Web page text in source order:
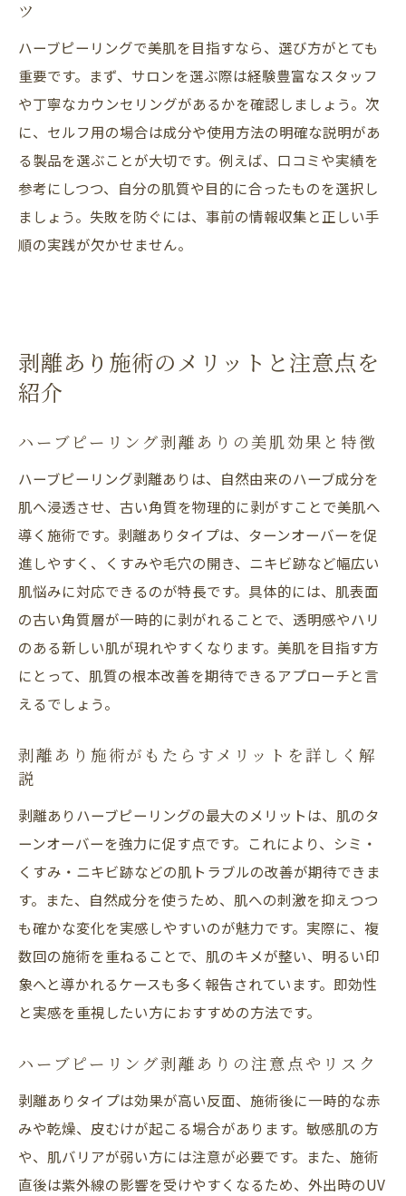
ツ
ハーブピーリングで美肌を目指すなら、選び方がとても
重要です。まず、サロンを選ぶ際は経験豊富なスタッフ
や丁寧なカウンセリングがあるかを確認しましょう。次
に、セルフ用の場合は成分や使用方法の明確な説明があ
る製品を選ぶことが大切です。例えば、口コミや実績を
参考にしつつ、自分の肌質や目的に合ったものを選択し
ましょう。失敗を防ぐには、事前の情報収集と正しい手
順の実践が欠かせません。
剥離あり施術のメリットと注意点を
紹介
ハーブピーリング剥離ありの美肌効果と特徴
ハーブピーリング剥離ありは、自然由来のハーブ成分を
肌へ浸透させ、古い角質を物理的に剥がすことで美肌へ
導く施術です。剥離ありタイプは、ターンオーバーを促
進しやすく、くすみや毛穴の開き、ニキビ跡など幅広い
肌悩みに対応できるのが特長です。具体的には、肌表面
の古い角質層が一時的に剥がれることで、透明感やハリ
のある新しい肌が現れやすくなります。美肌を目指す方
にとって、肌質の根本改善を期待できるアプローチと言
えるでしょう。
剥離あり施術がもたらすメリットを詳しく解
説
剥離ありハーブピーリングの最大のメリットは、肌のタ
ーンオーバーを強力に促す点です。これにより、シミ・
くすみ・ニキビ跡などの肌トラブルの改善が期待できま
す。また、自然成分を使うため、肌への刺激を抑えつつ
も確かな変化を実感しやすいのが魅力です。実際に、複
数回の施術を重ねることで、肌のキメが整い、明るい印
象へと導かれるケースも多く報告されています。即効性
と実感を重視したい方におすすめの方法です。
ハーブピーリング剥離ありの注意点やリスク
剥離ありタイプは効果が高い反面、施術後に一時的な赤
みや乾燥、皮むけが起こる場合があります。敏感肌の方
や、肌バリアが弱い方には注意が必要です。また、施術
直後は紫外線の影響を受けやすくなるため、外出時のUV